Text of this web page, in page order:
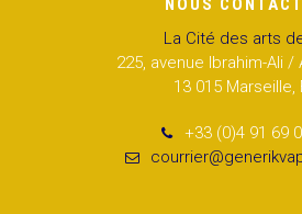
NOUS
La Cité des arts
225, avenue Ibrahim-Ali /
13 015 Marseille,
+33 (0)4 91 69